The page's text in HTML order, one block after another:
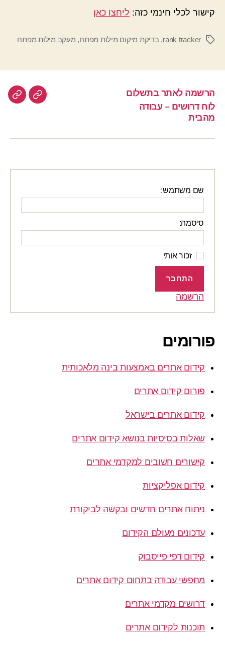
קישור לכלי חינמי כזה: ליחצו כאן
תגיותrank tracker
, בדיקת מיקום מילות מפתח, מעקב מילות מפתח
הרשמה לאתר בתשלום
לוח דרושים – עבודה
מהבית
הרשמה
לוח
שם משתמש:
סיסמה:
זכור אותי
התחבר
הרשמה
פורומים
קידום אתרים באמצעות בינה מלאכותית
פורום קידום אתרים
קידום אתרים בישראל
שאלות בסיסיות בנושא קידום אתרים
קישורים חשובים למקדמי אתרים
קידום אפליקציות
ניתוח אתרים חדשים ובקשה לביקורת
עדכונים מעולם הקידום
קידום דפי פייסבוק
מחפשי עבודה בתחום קידום אתרים
דרושים מקדמי אתרים
תוכנות לקידום אתרים